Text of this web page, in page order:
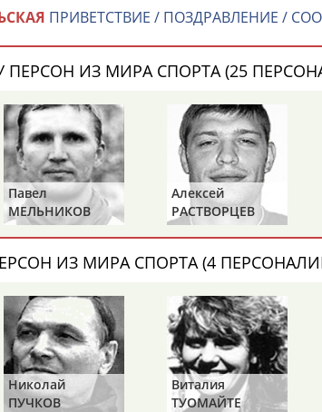
Юлия
АБАЛАКИНА
Дмитрий
АБАРЕНОВ
Каримжан
АБДРАХМАНОВ
Аделя
АБДРАХМАНОВА
АБДУЛЖАЛИЛОВ
АБДУЛКАГИРОВ
спортсмене, тренере, специалисте
Герои спорта - это одни из
ПРИВЕТСТВИЕ / ПОЗДРАВЛЕНИЕ /
ПЕРСОН ИЗ МИРА СПОРТА (25
Павел
МЕЛЬНИКОВ
Алексей
РАСТВОРЦЕВ
ИЗ МИРА СПОРТА (4
Николай
ПУЧКОВ
Виталия
ТУОМАЙТЕ